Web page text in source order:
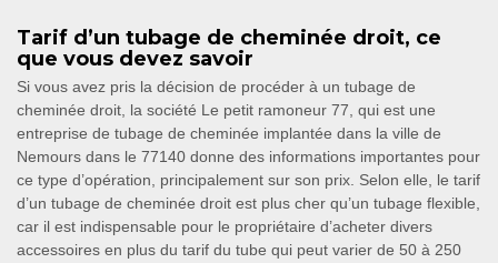
Tarif d’un tubage de cheminée droit, ce
que vous devez savoir
Si vous avez pris la décision de procéder à un tubage de
cheminée droit, la société Le petit ramoneur 77, qui est une
entreprise de tubage de cheminée implantée dans la ville de
Nemours dans le 77140 donne des informations importantes pour
ce type d’opération, principalement sur son prix. Selon elle, le tarif
d’un tubage de cheminée droit est plus cher qu’un tubage flexible,
car il est indispensable pour le propriétaire d’acheter divers
accessoires en plus du tarif du tube qui peut varier de 50 à 250